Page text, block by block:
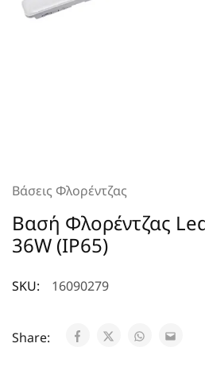
Βάσεις Φλορέντζας
Βασή Φλορέντζας
36W (IP65)
SKU: 16090279
Share: